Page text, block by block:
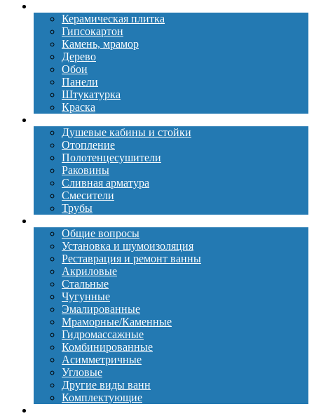
Керамическая плитка
Гипсокартон
Камень, мрамор
Дерево
Обои
Панели
Штукатурка
Краска
Душевые кабины и стойки
Отопление
Полотенцесушители
Раковины
Сливная арматура
Смесители
Трубы
Общие вопросы
Установка и шумоизоляция
Реставрация и ремонт ванны
Акриловые
Стальные
Чугунные
Эмалированные
Мраморные/Каменные
Гидромассажные
Комбинированные
Асимметричные
Угловые
Другие виды ванн
Комплектующие